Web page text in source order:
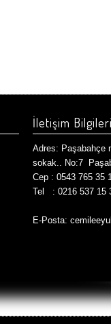
İletişim Bilgileri
Adres: Paşabahçe
sokak.. No:7
Cep : 0543 765 35
Tel : 0216 537 15
E-Posta: